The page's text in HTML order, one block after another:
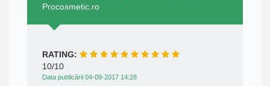
Procosmetic.ro
RATING:
10/10
Data publicării 04-09-2017 14:28